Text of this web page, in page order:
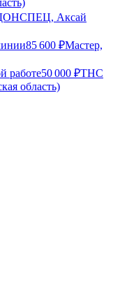
Аксай
85 600 ₽Мастер,
работе50 000 ₽ТНС
область)